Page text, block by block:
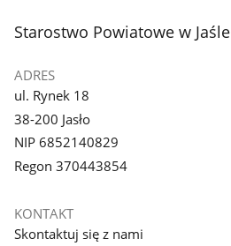
stopka
Starostwo Powiatowe w Jaśle
ADRES
ul. Rynek 18
38-200 Jasło
NIP 6852140829
Regon 370443854
KONTAKT
Skontaktuj się z nami